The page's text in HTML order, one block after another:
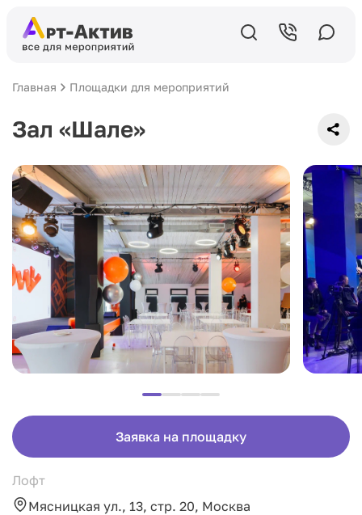
Главная Площадки для мероприятий
Зал «Шале»
Заявка на площадку
Лофт
Мясницкая ул., 13, стр. 20, Москва